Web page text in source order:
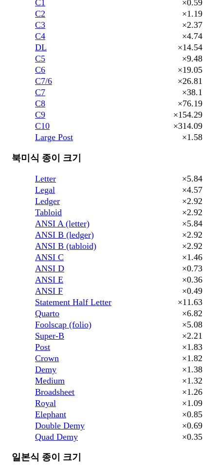
C1
×0.59
C2
×1.19
C3
×2.37
C4
×4.74
DL
×14.54
C5
×9.48
C6
×19.05
C7/6
×26.81
C7
×38.1
C8
×76.19
C9
×154.29
C10
×314.09
Large Post
×1.58
북미식 종이 크기
Letter
×5.84
Legal
×4.57
Ledger
×2.92
Tabloid
×2.92
ANSI A (letter)
×5.84
ANSI B (ledger)
×2.92
ANSI B (tabloid)
×2.92
ANSI C
×1.46
ANSI D
×0.73
ANSI E
×0.36
ANSI F
×0.49
Statement Half Letter
×11.63
Quarto
×6.82
Foolscap (folio)
×5.08
Super-B
×2.21
Post
×1.83
Crown
×1.82
Demy
×1.38
Medium
×1.32
Broadsheet
×1.26
Royal
×1.09
Elephant
×0.85
Double Demy
×0.69
Quad Demy
×0.35
일본식 종이 크기